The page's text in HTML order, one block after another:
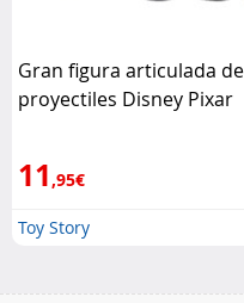
Gran figura articulada
proyectiles Disney Pixar
11,95€
Toy Story